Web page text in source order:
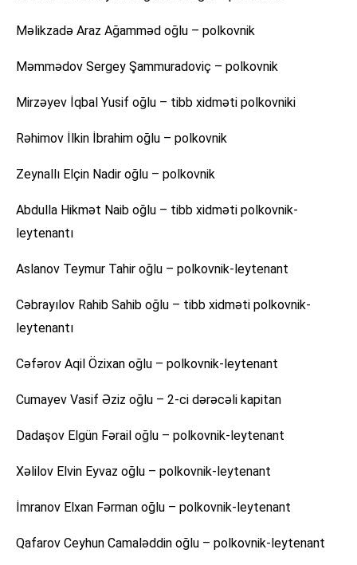
Məlikzadə Araz Ağamməd oğlu – polkovnik
Məmmədov Sergey Şammuradoviç – polkovnik
Mirzəyev İqbal Yusif oğlu – tibb xidməti polkovniki
Rəhimov İlkin İbrahim oğlu – polkovnik
Zeynallı Elçin Nadir oğlu – polkovnik
Abdulla Hikmət Naib oğlu – tibb xidməti polkovnik-
leytenantı
Aslanov Teymur Tahir oğlu – polkovnik-leytenant
Cəbrayılov Rahib Sahib oğlu – tibb xidməti polkovnik-
leytenantı
Cəfərov Aqil Özixan oğlu – polkovnik-leytenant
Cumayev Vasif Əziz oğlu – 2-ci dərəcəli kapitan
Dadaşov Elgün Fərail oğlu – polkovnik-leytenant
Xəlilov Elvin Eyvaz oğlu – polkovnik-leytenant
İmranov Elxan Fərman oğlu – polkovnik-leytenant
Qafarov Ceyhun Camaləddin oğlu – polkovnik-leytenant